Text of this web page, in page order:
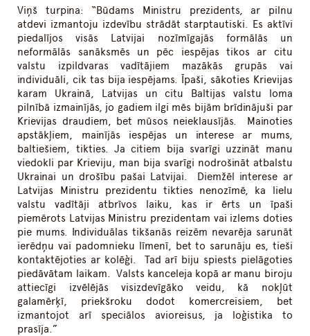
Viņš turpina: “Būdams Ministru prezidents, ar pilnu
atdevi izmantoju izdevību strādāt starptautiski. Es aktīvi
piedalījos visās Latvijai nozīmīgajās formālās un
neformālās sanāksmēs un pēc iespējas tikos ar citu
valstu izpildvaras vadītājiem mazākās grupās vai
individuāli, cik tas bija iespējams. Īpaši, sākoties Krievijas
karam Ukrainā, Latvijas un citu Baltijas valstu loma
pilnībā izmainījās, jo gadiem ilgi mēs bijām brīdinājuši par
Krievijas draudiem, bet mūsos neieklausījās. Mainoties
apstākļiem, mainījās iespējas un interese ar mums,
baltiešiem, tikties. Ja citiem bija svarīgi uzzināt manu
viedokli par Krieviju, man bija svarīgi nodrošināt atbalstu
Ukrainai un drošību pašai Latvijai. Diemžēl interese ar
Latvijas Ministru prezidentu tikties nenozīmē, ka lielu
valstu vadītāji atbrīvos laiku, kas ir ērts un īpaši
piemērots Latvijas Ministru prezidentam vai izlems doties
pie mums. Individuālas tikšanās reizēm nevarēja sarunāt
ierēdņu vai padomnieku līmenī, bet to sarunāju es, tieši
kontaktējoties ar kolēģi. Tad arī biju spiests pielāgoties
piedāvātam laikam. Valsts kanceleja kopā ar manu biroju
attiecīgi izvēlējās visizdevīgāko veidu, kā nokļūt
galamērķī, priekšroku dodot komercreisiem, bet
izmantojot arī speciālos avioreisus, ja loģistika to
prasīja.”